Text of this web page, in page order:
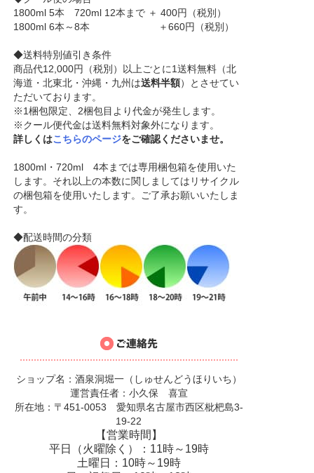
1800ml 5本 720ml 12本まで ＋ 400円（税別）
1800ml 6本～8本 ＋660円（税別）
◆送料特別値引き条件
商品代12,000円（税別）以上ごとに1送料無料（北
海道・北東北・沖縄・九州は送料半額）とさせてい
ただいております。
※1梱包限定、2梱包目より代金が発生します。
※クール便代金は送料無料対象外になります。
詳しくはこちらのページをご確認くださいませ。
1800ml・720ml 4本までは専用梱包箱を使用いた
します。それ以上の本数に関しましてはリサイクル
の梱包箱を使用いたします。ご了承お願いいたしま
す。
◆配送時間の分類
ショップ名：酒泉洞堀一（しゅせんどうほりいち）
運営責任者：小久保 喜宣
所在地：〒451-0053 愛知県名古屋市西区枇杷島3-
19-22
【営業時間】
平日（火曜除く）：11時～19時
土曜日：10時～19時